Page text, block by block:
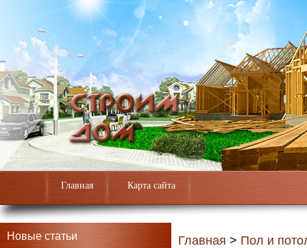
Главная Карта сайта
Новые статьи Главная > Пол и